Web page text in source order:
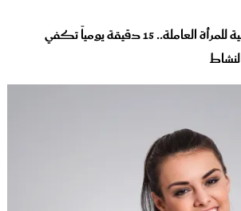
جدول تمارين منزلية للمرأة العاملة.. 15 دقيقة يومياً تكفي